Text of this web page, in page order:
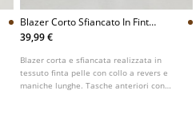
Blazer Corto Sfiancato In Finta
Pelle
39,99 €
Blazer corta e sfiancata realizzata in
tessuto finta pelle con collo a revers e
maniche lunghe. Tasche anteriori con